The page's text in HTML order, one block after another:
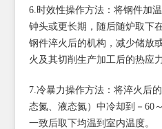
6.时效性操作方法：将钢件加
钟头或更长期，随后随炉取下
钢件淬火后的机构，减少储放
火及其切削生产加工后的热应
7.冷暴力操作方法：将淬火后
态氮、液态氮）中冷却到－60
一致后取下均温到室内温度。